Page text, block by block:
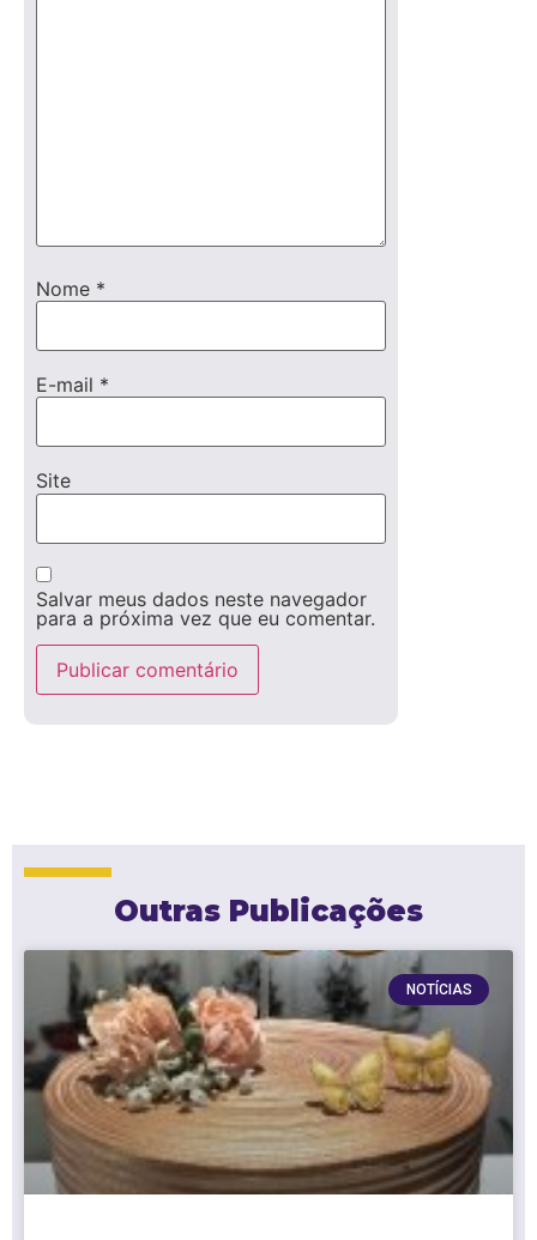
Nome *
E-mail *
Site
Salvar meus dados neste navegador
para a próxima vez que eu comentar.
Outras Publicações
NOTÍCIAS